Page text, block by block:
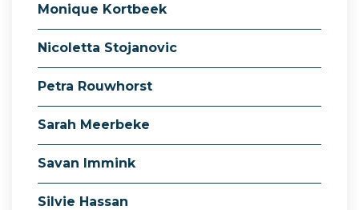
Monique Kortbeek
Nicoletta Stojanovic
Petra Rouwhorst
Sarah Meerbeke
Savan Immink
Silvie Hassan